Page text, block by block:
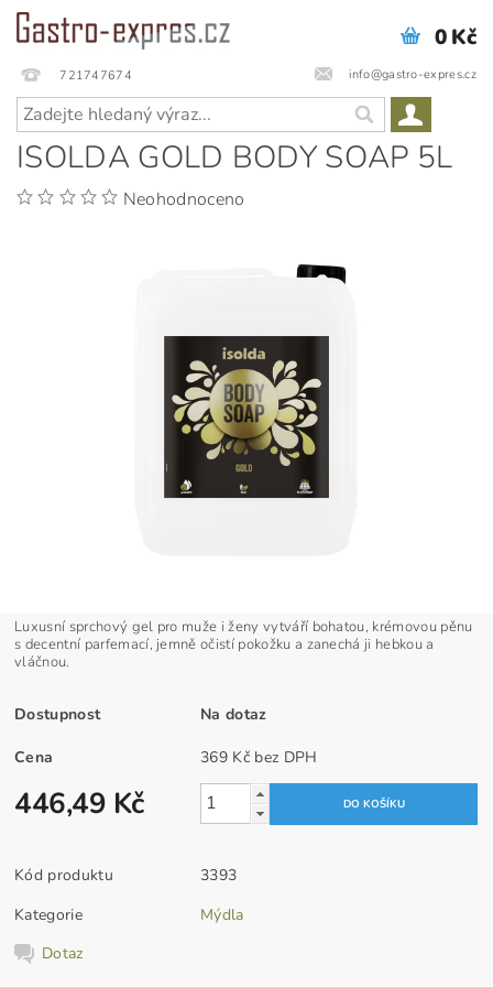
721747674 info@gastro-expres.cz
0 Kč
ISOLDA GOLD BODY SOAP 5L
Neohodnoceno
Luxusní sprchový gel pro muže i ženy vytváří bohatou, krémovou pěnu
s decentní parfemací, jemně očistí pokožku a zanechá ji hebkou a
vláčnou.
Dostupnost Na dotaz
Cena 369 Kč bez DPH
446,49 Kč
Kód produktu
3393
Kategorie
Mýdla
Dotaz